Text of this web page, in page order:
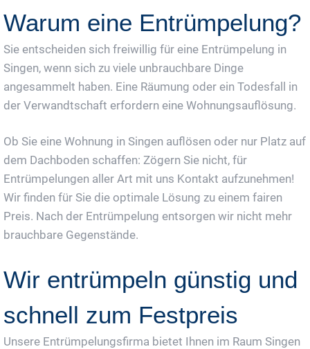
Warum eine Entrümpelung?
Sie entscheiden sich freiwillig für eine Entrümpelung in
Singen, wenn sich zu viele unbrauchbare Dinge
angesammelt haben. Eine Räumung oder ein Todesfall in
der Verwandtschaft erfordern eine Wohnungsauflösung.
Ob Sie eine Wohnung in Singen auflösen oder nur Platz auf
dem Dachboden schaffen: Zögern Sie nicht, für
Entrümpelungen aller Art mit uns Kontakt aufzunehmen!
Wir finden für Sie die optimale Lösung zu einem fairen
Preis. Nach der Entrümpelung entsorgen wir nicht mehr
brauchbare Gegenstände.
Wir entrümpeln günstig und
schnell zum Festpreis
Unsere Entrümpelungsfirma bietet Ihnen im Raum Singen